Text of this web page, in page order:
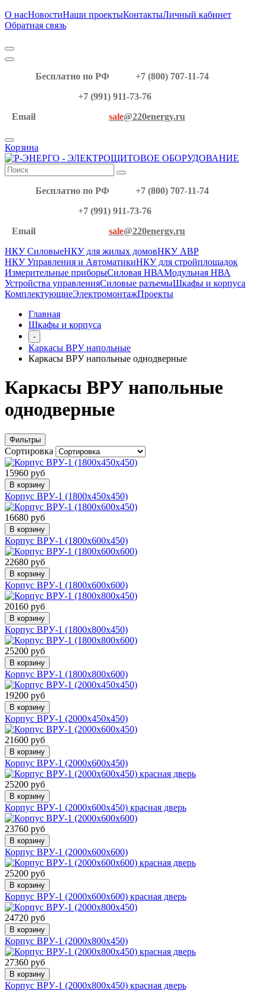
О насНовостиНаши проектыКонтактыЛичный кабинет
Обратная связь
Бесплатно по РФ
+7 (800) 707-11-74
+7 (991) 911-73-76
Email
sale@220energy.ru
Корзина
Бесплатно по РФ
+7 (800) 707-11-74
+7 (991) 911-73-76
Email
sale@220energy.ru
НКУ СиловыеНКУ для жилых домовНКУ АВР
НКУ Управления и АвтоматикиНКУ для стройплощадок
Измерительные приборыСиловая НВАМодульная НВА
Устройства управленияСиловые разъемыШкафы и корпуса
КомплектующиеЭлектромонтажПроекты
Главная
Шкафы и корпуса
-
Каркасы ВРУ напольные
Каркасы ВРУ напольные однодверные
Каркасы ВРУ напольные
однодверные
Фильтры
Сортировка
15960 руб
В корзину
Корпус ВРУ-1 (1800х450х450)
16680 руб
В корзину
Корпус ВРУ-1 (1800х600х450)
22680 руб
В корзину
Корпус ВРУ-1 (1800х600х600)
20160 руб
В корзину
Корпус ВРУ-1 (1800х800х450)
25200 руб
В корзину
Корпус ВРУ-1 (1800х800х600)
19200 руб
В корзину
Корпус ВРУ-1 (2000х450х450)
21600 руб
В корзину
Корпус ВРУ-1 (2000х600х450)
25200 руб
В корзину
Корпус ВРУ-1 (2000х600х450) красная дверь
23760 руб
В корзину
Корпус ВРУ-1 (2000х600х600)
25200 руб
В корзину
Корпус ВРУ-1 (2000х600х600) красная дверь
24720 руб
В корзину
Корпус ВРУ-1 (2000х800х450)
27360 руб
В корзину
Корпус ВРУ-1 (2000х800х450) красная дверь